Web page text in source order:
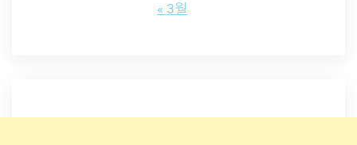
« 3월